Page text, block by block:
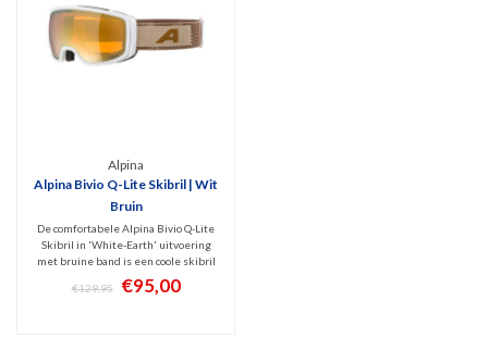
Alpina
Alpina Bivio Q-Lite Skibril | Wit
Bruin
De comfortabele Alpina Bivio Q-Lite
Skibril in 'White-Earth' uitvoering
met bruine band is een coole skibril
met hoogwaardige Mirror Gold
spiegellens (Cat. 2). Prima filtering
€129,95 €95,00